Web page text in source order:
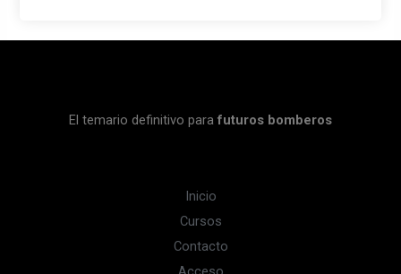
El temario definitivo para futuros bomberos
Inicio
Cursos
Contacto